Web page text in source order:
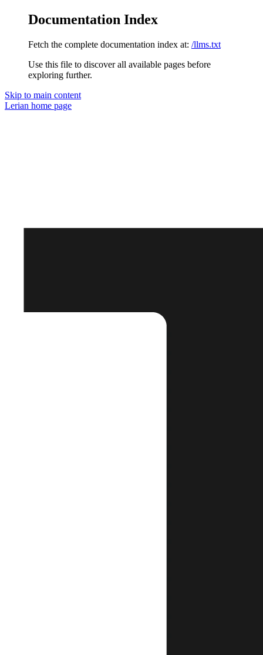
Documentation Index
Fetch the complete documentation index at: /llms.txt
Use this file to discover all available pages before
exploring further.
Skip to main content
Lerian home page